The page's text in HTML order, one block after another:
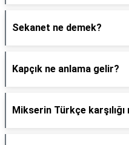
Sekanet ne demek?
Kapçık ne anlama gelir?
Mikserin Türkçe karşılığı